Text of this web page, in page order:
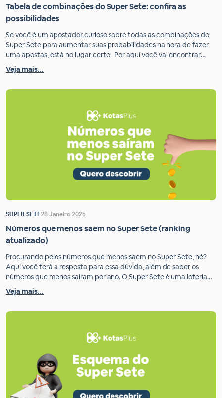
Tabela de combinações do Super Sete: confira as
possibilidades
Se você é um apostador curioso sobre todas as combinações do
Super Sete para aumentar suas probabilidades na hora de fazer
uma apostas, está no lugar certo. Por aqui você vai encontrar
conteúdo sobre estatísticas e curiosidades das loterias para
ajudar você a entender melhor os padrões de sorteio. Nossa
Veja mais...
SUPER SETE28 Janeiro 2025
Números que menos saem no Super Sete (ranking
atualizado)
Procurando pelos números que menos saem no Super Sete, né?
Aqui você terá a resposta para essa dúvida, além de saber os
números que menos saíram por ano. O Super Sete é uma loteria
recente e com funcionamento diferente das demais, porque os
números são sorteados por cada coluna. E aqui vai uma dica
Veja mais...